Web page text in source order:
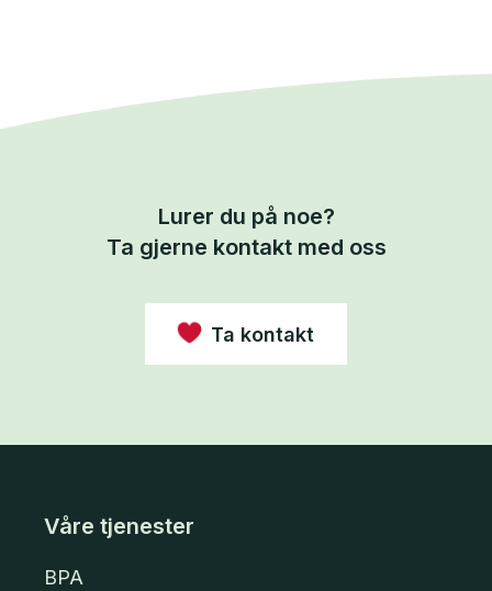
Lurer du på noe?
Ta gjerne kontakt med oss
Ta kontakt
Våre tjenester
BPA